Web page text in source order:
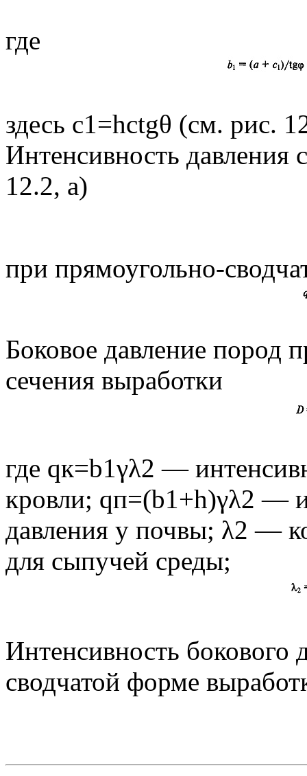
где
здесь c1=hсtgθ (см. рис.
Интенсивность давления
12.2, а)
при прямоугольно-
Боковое давление пород
сечения выработки
где qк=b1γλ2 —
кровли; qп=(b1+h)γλ2 —
давления у почвы; λ2 —
для сыпучей среды;
Интенсивность бокового
сводчатой форме